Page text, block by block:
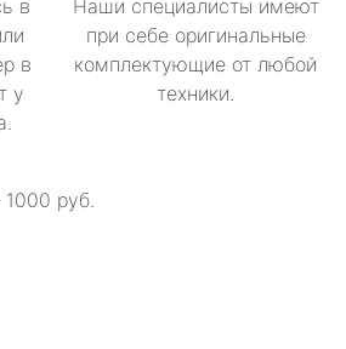
в
в
у
Наши специалисты имеют
при себе оригинальные
комплектующие от любой
техники.
1000 руб.